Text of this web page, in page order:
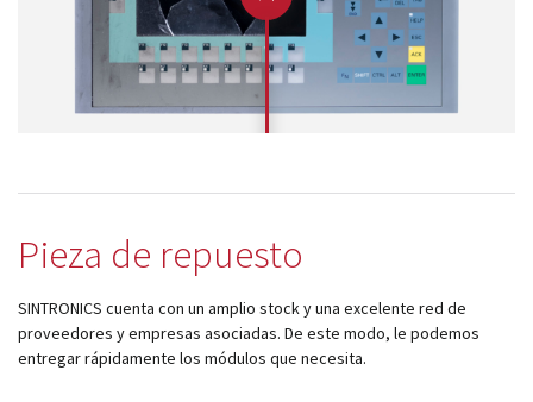
Pieza de repuesto
SINTRONICS cuenta con un amplio stock y una excelente red de
proveedores y empresas asociadas. De este modo, le podemos
entregar rápidamente los módulos que necesita.